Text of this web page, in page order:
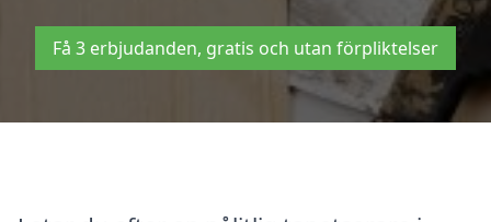
Få 3 erbjudanden, gratis och utan förpliktelser